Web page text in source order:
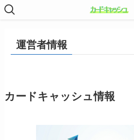
運営者情報
カードキャッシュ情報